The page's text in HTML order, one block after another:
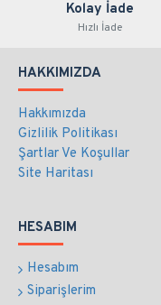
Kolay İade
Hızlı İade
HAKKIMIZDA
Hakkımızda
Gizlilik Politikası
Şartlar Ve Koşullar
Site Haritası
HESABIM
Hesabım
Siparişlerim